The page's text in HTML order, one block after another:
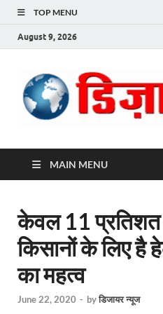
TOP MENU
August 9, 2026
MAIN MENU
केवल 11
किसानों के लिए है
का महत्व
June 22, 2020 - byडिजायर न्यूज